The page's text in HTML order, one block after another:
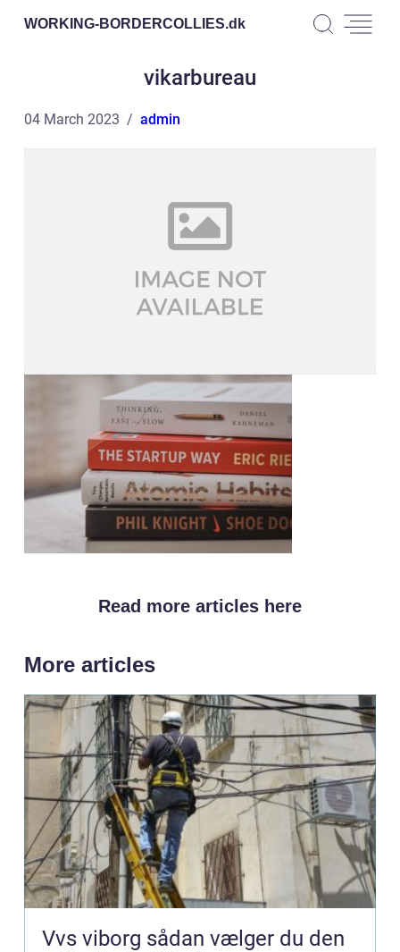
WORKING-BORDERCOLLIES.dk
vikarbureau
04 March 2023 admin
Read more articles here
More articles
Vvs viborg sådan vælger du den